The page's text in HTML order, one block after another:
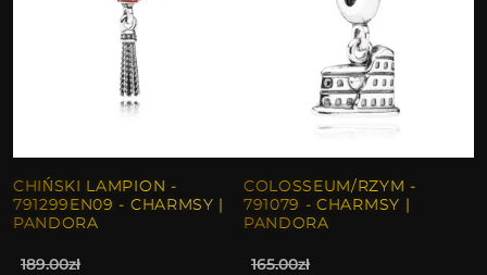
CHIŃSKI LAMPION -
791299EN09 - CHARMSY |
PANDORA
189.00zł
COLOSSEUM/RZYM -
791079 - CHARMSY |
PANDORA
165.00zł